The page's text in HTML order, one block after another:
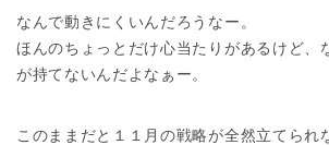
なんで動きにくいんだろうなー。
ほんのちょっとだけ心当たりがあるけど、
が持てないんだよなぁー。
このままだと１１月の戦略が全然立てられ